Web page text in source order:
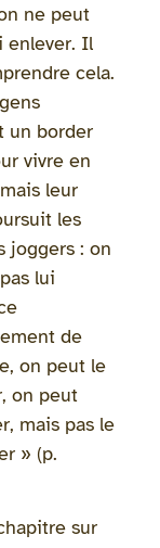
ne peut
enlever. Il
cela.
un border
vivre en
leur
les
joggers : on
lui
de
on peut le
on peut
mais pas le
» (p.
sur